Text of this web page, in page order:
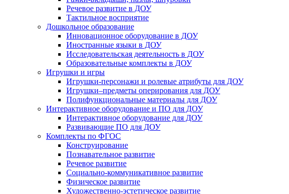
Речевое развитие в ДОУ
Тактильное восприятие
Дошкольное образование
Инновационное оборудование в ДОУ
Иностранные языки в ДОУ
Исследовательская деятельность в ДОУ
Образовательные комплекты в ДОУ
Игрушки и игры
Игрушки-персонажи и ролевые атрибуты для ДОУ
Игрушки–предметы оперирования для ДОУ
Полифункциональные материалы для ДОУ
Интерактивное оборудование и ПО для ДОУ
Интерактивное оборудование для ДОУ
Развивающие ПО для ДОУ
Комплекты по ФГОС
Конструирование
Познавательное развитие
Речевое развитие
Социально-коммуникативное развитие
Физическое развитие
Художественно-эстетическое развитие